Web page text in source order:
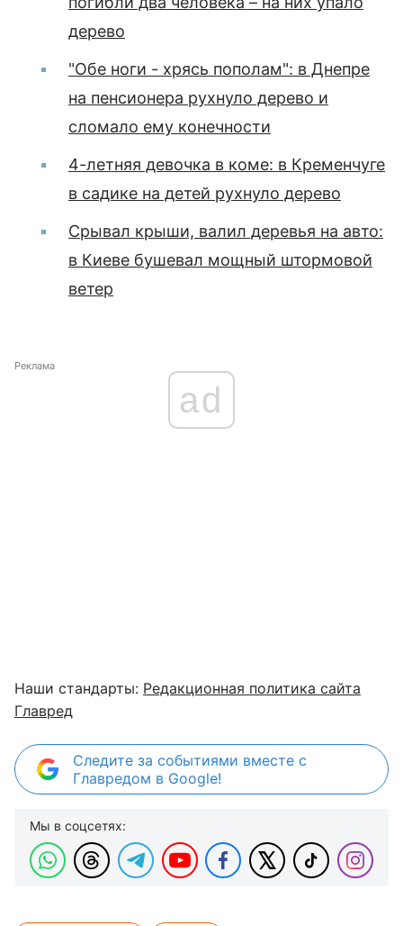
дерево
"Обе ноги - хрясь пополам": в Днепре
на пенсионера рухнуло дерево и
сломало ему конечности
4-летняя девочка в коме: в Кременчуге
в садике на детей рухнуло дерево
Срывал крыши, валил деревья на авто:
в Киеве бушевал мощный штормовой
ветер
Реклама
ad
Наши стандарты: Редакционная политика сайта
Главред
Следите за событиями вместе с
Главредом в Google!
Мы в соцсетях: